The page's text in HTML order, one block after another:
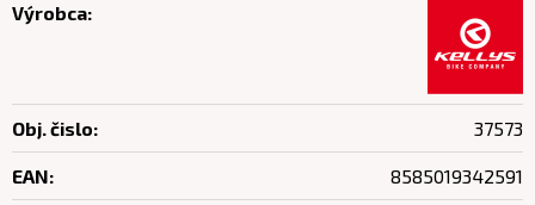
Výrobca:
Obj. čislo: 37573
EAN: 8585019342591